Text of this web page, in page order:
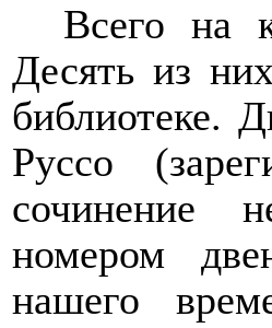
Всего на
Десять из
библиотеке.
Руссо
сочинение
номером
нашего